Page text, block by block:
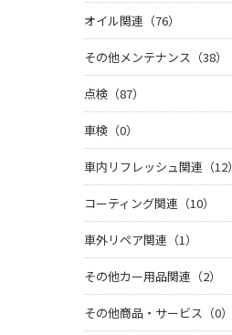
オイル関連（76）
その他メンテナンス（38）
点検（87）
車検（0）
車内リフレッシュ関連（12）
コーティング関連（10）
車外リペア関連（1）
その他カー用品関連（2）
その他商品・サービス（0）